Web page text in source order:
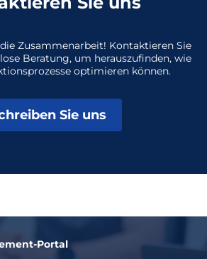
Zusammenarbeit! Kontaktieren Sie
Beratung, um herauszufinden, wie
optimieren können.
Sie uns
Portal